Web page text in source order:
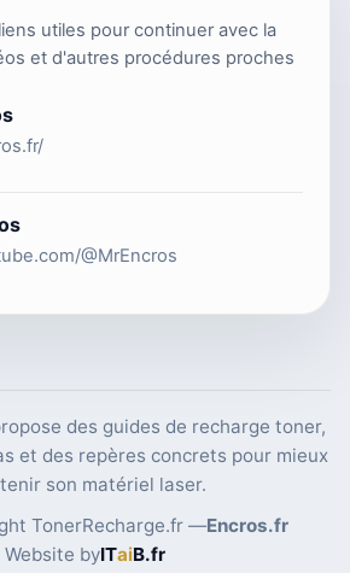
utiles pour continuer avec la
et d'autres procédures proches
@MrEncros
des guides de recharge toner,
et des repères concrets pour mieux
son matériel laser.
TonerRecharge.fr —Encros.fr
| Website byITaiB.fr